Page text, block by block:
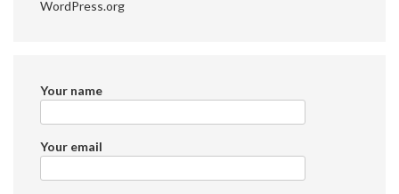
WordPress.org
Your name
Your email